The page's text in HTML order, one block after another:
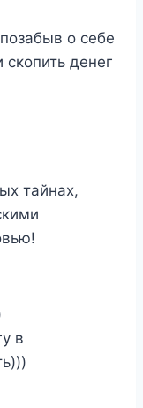
о себе
денег
тайнах,
в